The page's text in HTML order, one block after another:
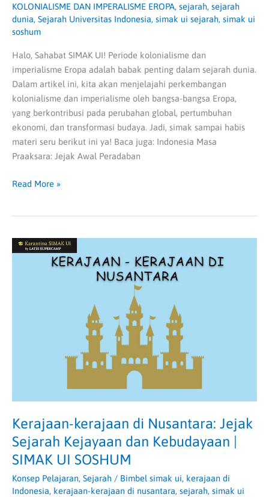
KOLONIALISME DAN IMPERALISME EROPA, sejarah, sejarah
dunia, Sejarah Universitas Indonesia, simak ui sejarah, simak ui
soshum
Halo, Sahabat SIMAK UI! Periode kolonialisme dan
imperialisme Eropa adalah babak penting dalam sejarah dunia.
Dalam artikel ini, kita akan menjelajahi perkembangan
kolonialisme dan imperialisme oleh bangsa-bangsa Eropa,
yang berkontribusi pada perubahan global, pertumbuhan
ekonomi, dan transformasi budaya. Jadi, simak sampai habis
materi seru berikut ini ya! Baca juga: Indonesia Masa
Praaksara: Jejak Awal Peradaban
Read More »
Kerajaan-kerajaan di Nusantara: Jejak
Sejarah Kejayaan dan Kebudayaan |
SIMAK UI SOSHUM
Konsep Pelajaran, Sejarah / Bimbel simak ui, kerajaan di
Indonesia, kerajaan-kerajaan di nusantara, sejarah, simak ui
Kerajaan-
UI
SOSHUM